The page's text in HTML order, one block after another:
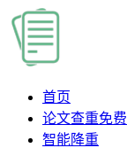
首页
论文查重免费
智能降重